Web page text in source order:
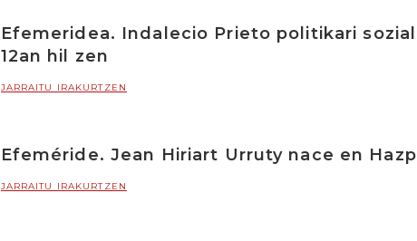
Efemeridea. Indalecio Prieto politikari
12an hil zen
JARRAITU IRAKURTZEN
Efeméride. Jean Hiriart Urruty nace en
JARRAITU IRAKURTZEN